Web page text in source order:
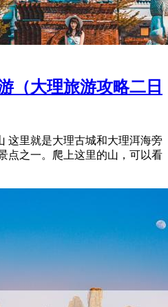
（大理旅游攻略二日
这里就是大理古城和大理洱海旁
点之一。爬上这里的山，可以看